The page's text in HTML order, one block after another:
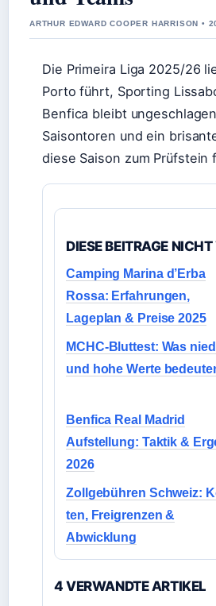
ARTHUR EDWARD COOPER HARRISON •
Die Primeira Liga 2025/26
Porto führt, Sporting
Benfica bleibt
Saisontoren und ein
diese Saison zum
DIESE BEITRAGE
Camping Marina d’Erba
Rossa: Erfahrungen,
Lageplan & Preise 2025
MCHC-Bluttest: Was
und hohe Werte
Benfica Real Madrid
Aufstellung: Taktik &
2026
Zollgebühren Schweiz:
ten, Freigrenzen &
Abwicklung
4 VERWANDTE ARTIKEL